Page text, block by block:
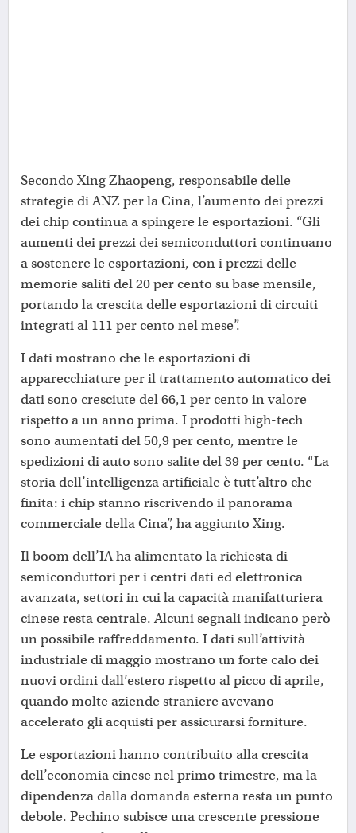
Secondo Xing Zhaopeng, responsabile delle
strategie di ANZ per la Cina, l’aumento dei prezzi
dei chip continua a spingere le esportazioni. “Gli
aumenti dei prezzi dei semiconduttori continuano
a sostenere le esportazioni, con i prezzi delle
memorie saliti del 20 per cento su base mensile,
portando la crescita delle esportazioni di circuiti
integrati al 111 per cento nel mese”.
I dati mostrano che le esportazioni di
apparecchiature per il trattamento automatico dei
dati sono cresciute del 66,1 per cento in valore
rispetto a un anno prima. I prodotti high-tech
sono aumentati del 50,9 per cento, mentre le
spedizioni di auto sono salite del 39 per cento. “La
storia dell’intelligenza artificiale è tutt’altro che
finita: i chip stanno riscrivendo il panorama
commerciale della Cina”, ha aggiunto Xing.
Il boom dell’IA ha alimentato la richiesta di
semiconduttori per i centri dati ed elettronica
avanzata, settori in cui la capacità manifatturiera
cinese resta centrale. Alcuni segnali indicano però
un possibile raffreddamento. I dati sull’attività
industriale di maggio mostrano un forte calo dei
nuovi ordini dall’estero rispetto al picco di aprile,
quando molte aziende straniere avevano
accelerato gli acquisti per assicurarsi forniture.
Le esportazioni hanno contribuito alla crescita
dell’economia cinese nel primo trimestre, ma la
dipendenza dalla domanda esterna resta un punto
debole. Pechino subisce una crescente pressione